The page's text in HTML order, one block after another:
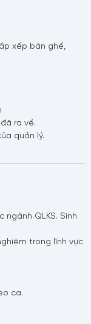
xếp bàn ghế,
ra về.
quản lý.
QLKS. Sinh
trong lĩnh vực
ca.